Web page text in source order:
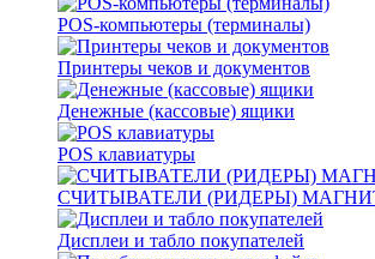
POS-компьютеры (терминалы)
Принтеры чеков и документов
Денежные (кассовые) ящики
POS клавиатуры
СЧИТЫВАТЕЛИ (РИДЕРЫ)
Дисплеи и табло покупателей